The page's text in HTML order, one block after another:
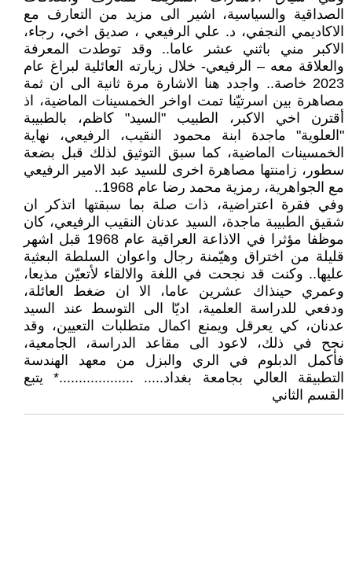
الصداقية والسياسية، اشير الى مزيد من التعارف مع
الاكاديمي النجفي، د. علي الرفيعي ، صديق اخي، رجاء،
الاكبر مني باثني عشر عاما.. وقد توطدت المعرفة
والعلاقة معه – الرفيعي- خلال زيارته العائلية لبراغ عام
2023 خاصة.. واجدد هنا الاشارة مرة ثانية الى ان ثمة
مصاهرة بين اسرتيّنا تمت اواخر الخمسينات الماضية، اذ
أقترن اخي الاكبر، الطبيب "السيد" كاظم، بالطبيبة
"العلوية" ماجدة ابنة محمود النقيب، الرفيعي، نهاية
الخمسينات الماضية، كما سبق التوثيق لذلك قبل بضعة
سطور، زامنتها مصاهرة اخرى للسيد عبد الامير الرفيعي
مع الجواهرية، رمزية محمد رضا عام 1968..
وفي فقرة اعتراضية، ذات صلة بما سبقتها اتذكر ان
شقيق الطبيبة ماجدة، السيد عدنان النقيب الرفيعي، كان
موظفا مؤثرا في الاذاعة العراقية عام 1968 قبل اشهر
قليلة من اختراق وهيّمنة رجال واعوان السلطة البعثية
عليها.. وكنت قد نجحت في اللغة والالقاء لأتعيّن مذيعا،
وعمري حينذاك عشرين عاما، الا ان ضغط العائلة،
ودفعي للدراسة العلمية، اديّا الى التوسط عند السيد
عدنان، كي يعرقل ويمنع اكمال متطلبات التعيين، وقد
نجح في ذلك، لاعود الى مقاعد الدراسة، الجامعية،
فأكمل الدبلوم في الري والبزل من معهد الهندسة
التطبيقة العالي بجامعة بغداد..... ...................* يتبع
القسم الثاني